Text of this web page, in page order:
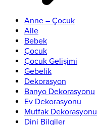
Anne – Çocuk
Aile
Bebek
Çocuk
Çocuk Gelişimi
Gebelik
Dekorasyon
Banyo Dekorasyonu
Ev Dekorasyonu
Mutfak Dekorasyonu
Dini Bilgiler